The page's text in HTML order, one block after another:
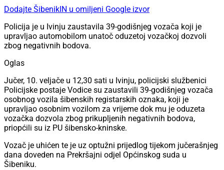
Dodajte ŠibenikIN u omiljeni Google izvor
Policija je u Ivinju zaustavila 39-godišnjeg vozača koji je
upravljao automobilom unatoč oduzetoj vozačkoj dozvoli
zbog negativnih bodova.
Oglas
Jučer, 10. veljače u 12,30 sati u Ivinju, policijski službenici
Policijske postaje Vodice su zaustavili 39-godišnjeg vozača
osobnog vozila šibenskih registarskih oznaka, koji je
upravljao osobnim vozilom za vrijeme dok mu je oduzeta
vozačka dozvola zbog prikupljenih negativnih bodova,
priopćili su iz PU šibensko-kninske.
Vozač je uhićen te je uz optužni prijedlog tijekom jučerašnjeg
dana doveden na Prekršajni odjel Općinskog suda u
Šibeniku.